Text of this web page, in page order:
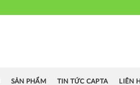
SẢN PHẨM TIN TỨC CAPTA LIÊN